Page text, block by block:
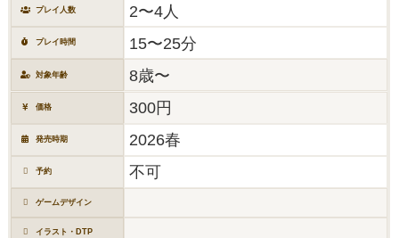
プレイ人数 2〜4人
プレイ時間 15〜25分
対象年齢 8歳〜
価格 300円
発売時期 2026春
予約 不可
ゲームデザイン
イラスト・DTP